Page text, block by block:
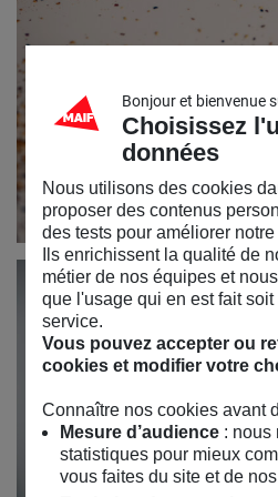
Bonjour et bienvenue
Choisissez
données
Nous utilisons des cookies
proposer des contenus
des tests pour améliorer notre
Ils enrichissent la qualité de
métier de nos équipes et
que l'usage qui en est fait soit
service.
Vous pouvez accepter ou
cookies et modifier votre
Connaître nos cookies avant
Mesure d’audience: nous
statistiques pour mieux
vous faites du site et de